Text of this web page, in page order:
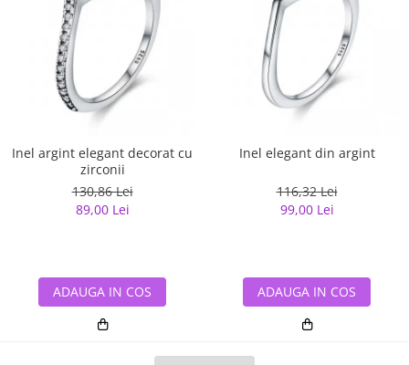
Inel argint elegant decorat cu
zirconii
130,86 Lei
89,00 Lei
ADAUGA IN COS
Inel elegant din argint
116,32 Lei
99,00 Lei
ADAUGA IN COS